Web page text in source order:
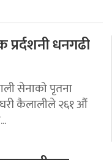
धनगढी
सेनाको पृतना
कैलालीले २६१ औं